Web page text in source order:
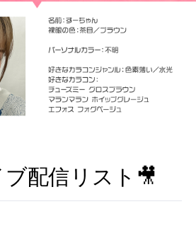
配信リスト🎥